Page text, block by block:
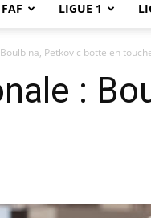
FAF LIGUE 1
Petkovic botte en
: